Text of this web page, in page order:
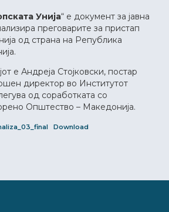
Унија“ е документ за јавна
преговарите за пристап
од страна на Република
е Андреја Стојковски, постар
директор во Институтот
од соработката со
Општество – Македонија.
Download